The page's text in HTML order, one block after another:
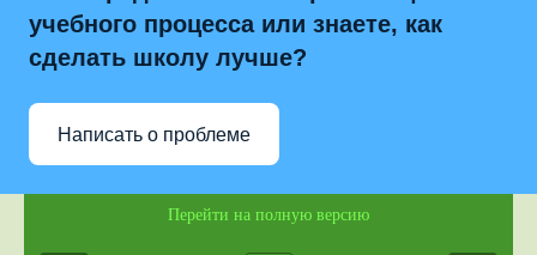
учебного процесса или знаете, как
сделать школу лучше?
Написать о проблеме
Перейти на полную версию